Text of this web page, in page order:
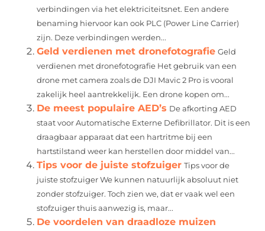
verbindingen via het elektriciteitsnet. Een andere
benaming hiervoor kan ook PLC (Power Line Carrier)
zijn. Deze verbindingen werden...
Geld verdienen met dronefotografie Geld
verdienen met dronefotografie Het gebruik van een
drone met camera zoals de DJI Mavic 2 Pro is vooral
zakelijk heel aantrekkelijk. Een drone kopen om...
De meest populaire AED’s De afkorting AED
staat voor Automatische Externe Defibrillator. Dit is een
draagbaar apparaat dat een hartritme bij een
hartstilstand weer kan herstellen door middel van...
Tips voor de juiste stofzuiger Tips voor de
juiste stofzuiger We kunnen natuurlijk absoluut niet
zonder stofzuiger. Toch zien we, dat er vaak wel een
stofzuiger thuis aanwezig is, maar...
De voordelen van draadloze muizen